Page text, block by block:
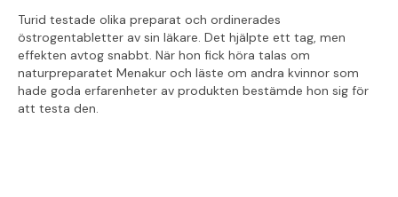
Turid testade olika preparat och ordinerades
östrogentabletter av sin läkare. Det hjälpte ett tag, men
effekten avtog snabbt. När hon fick höra talas om
naturpreparatet Menakur och läste om andra kvinnor som
hade goda erfarenheter av produkten bestämde hon sig för
att testa den.